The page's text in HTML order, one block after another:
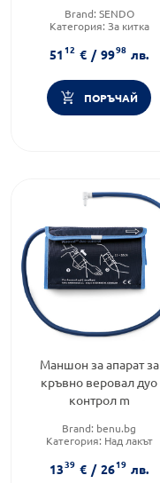
Brand: SENDO
Категория: За китка
5112 € / 9998 лв.
ПОРЪЧАЙ
Маншон за апарат за
кръвно веровал дуо
контрол m
Brand: benu.bg
Категория: Над лакът
1339 € / 2619 лв.